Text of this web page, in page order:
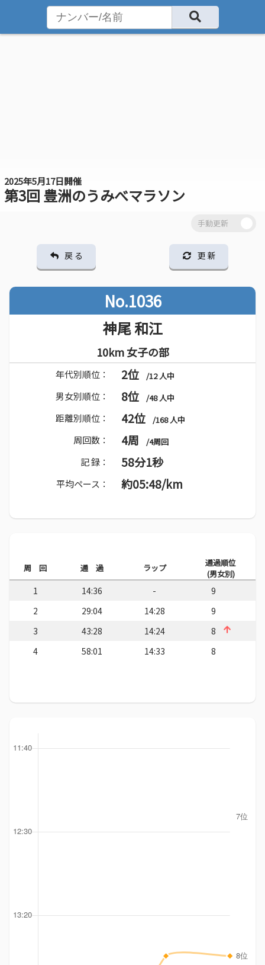
2025年5月17日開催
第3回 豊洲のうみべマラソン
戻 る 更 新
No.1036
神尾 和江
10km 女子の部
年代別順位： 2位 /12 人中
男女別順位： 8位 /48 人中
距離別順位： 42位 /168 人中
周回数： 4周 /4周回
記 録： 58分1秒
平均ペース： 約05:48/km
周 回 通 過 ラップ
通過順位
(男女別)
1 14:36 -
9
2
29:04 14:28
9
3
43:28 14:24
8
4
58:01 14:33 8